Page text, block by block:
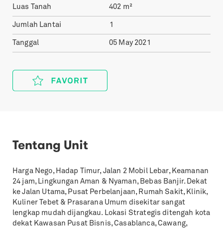
Luas Tanah 402 m²
Jumlah Lantai 1
Tanggal 05 May 2021
Tentang Unit
Harga Nego, Hadap Timur, Jalan 2 Mobil Lebar, Keamanan
24 jam, Lingkungan Aman & Nyaman, Bebas Banjir. Dekat
ke Jalan Utama, Pusat Perbelanjaan, Rumah Sakit, Klinik,
Kuliner Tebet & Prasarana Umum disekitar sangat
lengkap mudah dijangkau. Lokasi Strategis ditengah kota
dekat Kawasan Pusat Bisnis, Casablanca, Cawang,